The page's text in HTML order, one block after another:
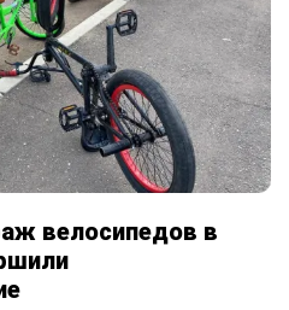
велосипедов в